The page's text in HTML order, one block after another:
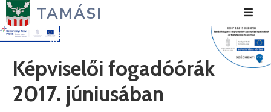
TAMÁSI
Városunk
Önkormányzat
Képviselői fogadóórák
2017. júniusában